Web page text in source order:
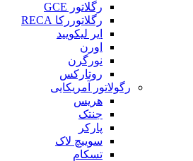
رگلاتور GCE
رگلاتوررکا RECA
ایر لیکویید
اورن
نورگرن
روتارکس
رگولاتور آمریکایی
هریس
جنتک
پارکر
سوییچ لاک
تسکام